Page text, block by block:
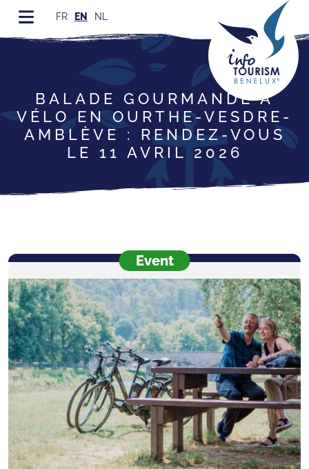
FR EN NL
BALADE GOURMANDE À
VÉLO EN OURTHE-VESDRE-
AMBLÈVE : RENDEZ-VOUS
LE 11 AVRIL 2026
Event